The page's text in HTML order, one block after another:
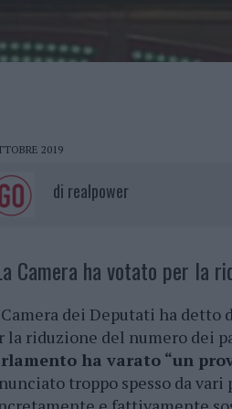
2019
di realpower
Camera ha votato per la
Camera dei Deputati ha
la riduzione del numero dei
ha varato “un
troppo spesso da